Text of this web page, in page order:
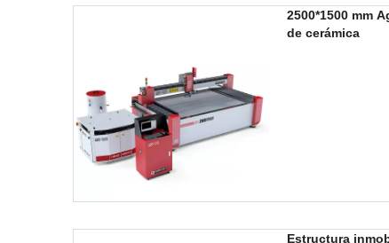
2500*1500 mm
de cerámica
Estructura